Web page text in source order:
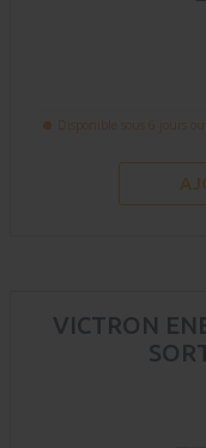
Disponible sous 6 jours
VICTRON